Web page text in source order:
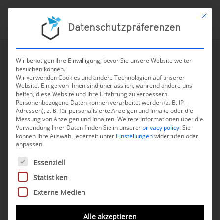
←zur Übersicht aller Nachrichten
Regel 11: SVDGV und
Partner fordern faire
Risikoklassifizierung
3. Oktober 2025
DieFeedback-Runde der Europäischen
Kommissionist bereits die
Stakeholder
Mit
Datenschutzpräferenzen
Wir benötigen Ihre Einwilligung, bevor Sie unsere Website weiter
besuchen können.
Wir verwenden Cookies und andere Technologien auf unserer
Website. Einige von ihnen sind unerlässlich, während andere uns
helfen, diese Website und Ihre Erfahrung zu verbessern.
Personenbezogene Daten können verarbeitet werden (z. B. IP-
Adressen), z. B. für personalisierte Anzeigen und Inhalte oder die
Messung von Anzeigen und Inhalten.Weitere Informationen über die
Verwendung Ihrer Daten finden Sie in unserer privacy policy.Sie
können Ihre Auswahl jederzeit unter Einstellungenwiderrufen oder
anpassen.
Es folgt eine Liste der Service-Gruppen, für die eine
Essenziell
Statistiken
Externe Medien
Alle akzeptieren